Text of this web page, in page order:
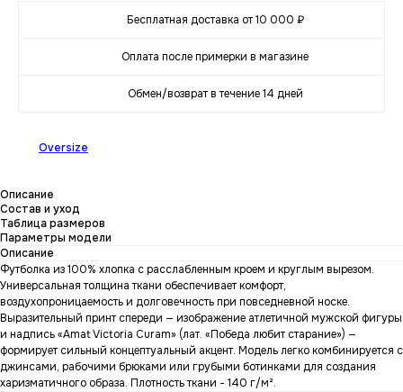
Бесплатная доставка от 10 000 ₽
Оплата после примерки в магазине
Обмен/возврат в течение 14 дней
Oversize
Описание
Состав и уход
Таблица размеров
Параметры модели
Описание
Футболка из 100% хлопка с расслабленным кроем и круглым вырезом.
Универсальная толщина ткани обеспечивает комфорт,
воздухопроницаемость и долговечность при повседневной носке.
Выразительный принт спереди — изображение атлетичной мужской фигуры
и надпись «Amat Victoria Curam» (лат. «Победа любит старание») —
формирует сильный концептуальный акцент. Модель легко комбинируется с
джинсами, рабочими брюками или грубыми ботинками для создания
харизматичного образа. Плотность ткани - 140 г/м².